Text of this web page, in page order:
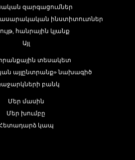
զարգացումներ
ինստիտուտներ
հանրային կյանք
Այլ
տեսակետ
այլընտրանք» նախագիծ
բանկ
Մեր մասին
Մեր խումբը
կապ